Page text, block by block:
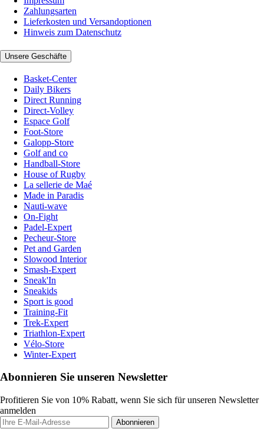
Zahlungsarten
Lieferkosten und Versandoptionen
Hinweis zum Datenschutz
Unsere Geschäfte
Basket-Center
Daily Bikers
Direct Running
Direct-Volley
Espace Golf
Foot-Store
Galopp-Store
Golf and co
Handball-Store
House of Rugby
La sellerie de Maé
Made in Paradis
Nauti-wave
On-Fight
Padel-Expert
Pecheur-Store
Pet and Garden
Slowood Interior
Smash-Expert
Sneak'In
Sneakids
Sport is good
Training-Fit
Trek-Expert
Triathlon-Expert
Vélo-Store
Winter-Expert
Abonnieren Sie unseren Newsletter
Profitieren Sie von 10% Rabatt, wenn Sie sich für unseren Newsletter
anmelden
Abonnieren